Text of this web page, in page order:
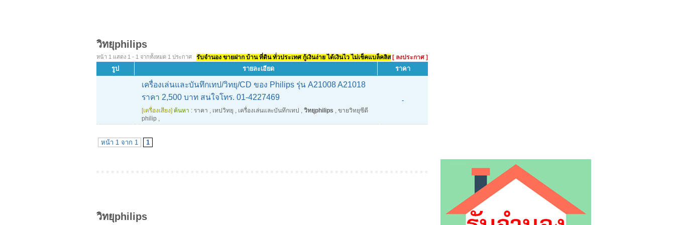
วิทยุphilips
หน้า 1 แสดง 1 - 1 จากทั้งหมด 1 ประกาศ รับจำนอง ขายฝาก บ้าน ที่ดิน ทั่วประเทศ กู้เงินง่าย ได้เงินไว ไม่เช็คแบล็คลิส [ ลงประกาศ ]
รูป รายละเอียด ราคา
เครื่องเล่นและบันทึกเทป/วิทยุ/CD ของ Philips รุ่น A21008 A21018
ราคา 2,500 บาท สนใจโทร. 01-4227469
[เครื่องเสียง] ค้นหา : ราคา , เทปวิทยุ , เครื่องเล่นและบันทึกเทป , วิทยุphilips , ขายวิทยุซีดี
philip ,
-
หน้า 1 จาก 1 1
วิทยุphilips